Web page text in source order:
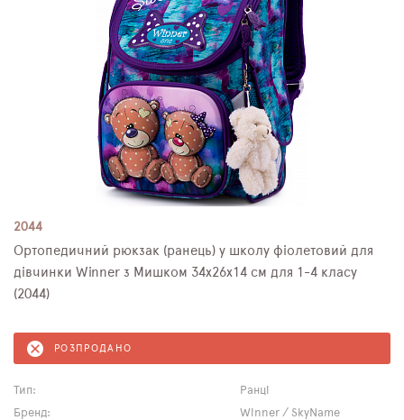
2044
Ортопедичний рюкзак (ранець) у школу фіолетовий для
дівчинки Winner з Мишком 34х26х14 см для 1-4 класу
(2044)
РОЗПРОДАНО
Тип:
Ранці
Бренд:
Winner / SkyName